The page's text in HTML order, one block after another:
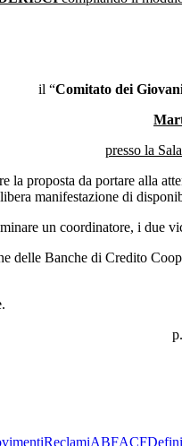
il “Comitato dei
presso la
la proposta da portare alla
manifestazione di
un coordinatore, i due
delle Banche di Credito
ReclamiABFACF